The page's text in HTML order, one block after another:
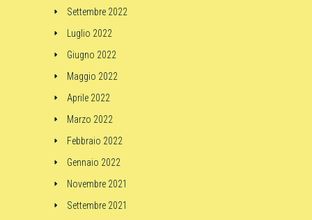
Settembre 2022
Luglio 2022
Giugno 2022
Maggio 2022
Aprile 2022
Marzo 2022
Febbraio 2022
Gennaio 2022
Novembre 2021
Settembre 2021